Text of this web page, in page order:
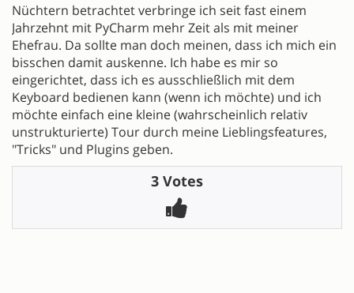
Nüchtern betrachtet verbringe ich seit fast einem
Jahrzehnt mit PyCharm mehr Zeit als mit meiner
Ehefrau. Da sollte man doch meinen, dass ich mich ein
bisschen damit auskenne. Ich habe es mir so
eingerichtet, dass ich es ausschließlich mit dem
Keyboard bedienen kann (wenn ich möchte) und ich
möchte einfach eine kleine (wahrscheinlich relativ
unstrukturierte) Tour durch meine Lieblingsfeatures,
"Tricks" und Plugins geben.
3 Votes